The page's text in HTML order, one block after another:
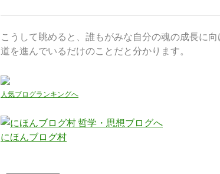
こうして眺めると、誰もがみな自分の魂の成長に
道を進んでいるだけのことだと分かります。
人気ブログランキングへ
にほんブログ村